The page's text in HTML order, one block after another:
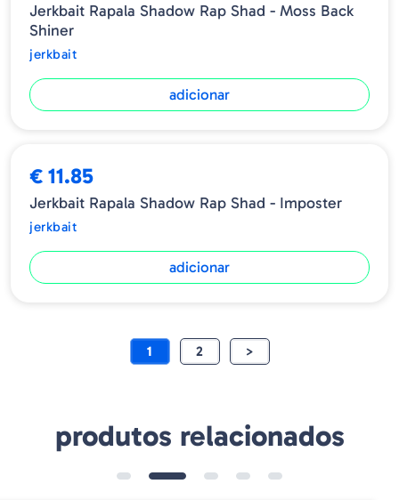
Jerkbait Rapala Shadow Rap Shad - Moss Back
Shiner
jerkbait
adicionar
€ 11.85
Jerkbait Rapala Shadow Rap Shad - Imposter
jerkbait
adicionar
1 2 >
produtos relacionados